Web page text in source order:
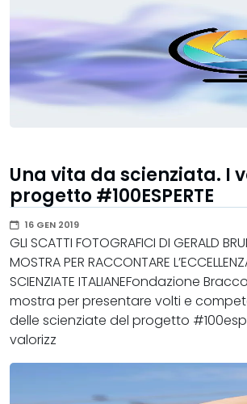
Una vita da scienziata. I
progetto #100ESPERTE
16 GEN 2019
GLI SCATTI FOTOGRAFICI DI GERALD
MOSTRA PER RACCONTARE
SCIENZIATE ITALIANEFondazione
mostra per presentare volti e
delle scienziate del progetto
valorizz